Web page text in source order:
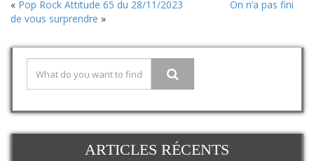
« Pop Rock Attitude 65 du 28/11/2023
On n’a pas fini
de vous surprendre »
ARTICLES RÉCENTS